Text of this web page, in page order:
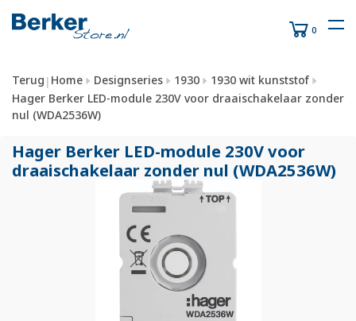
0
Terug | Home Designseries 1930
1930 wit kunststof
Hager Berker LED-module 230V voor draaischakelaar zonder
nul (WDA2536W)
Hager Berker LED-module 230V voor
draaischakelaar zonder nul (WDA2536W)